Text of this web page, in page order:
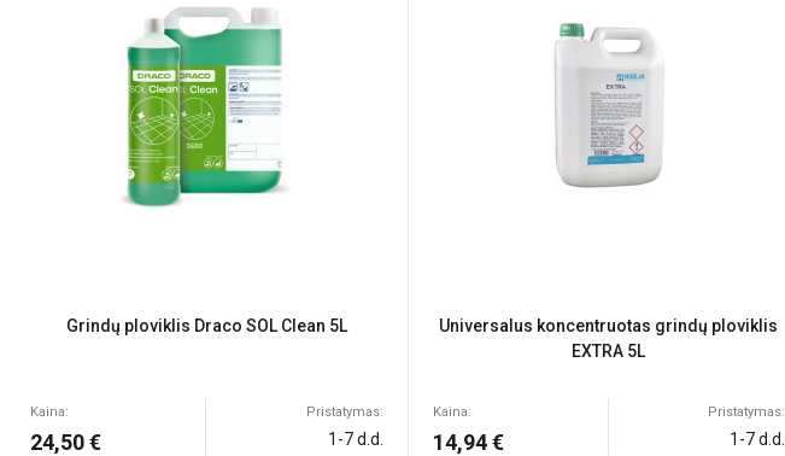
Grindų ploviklis Draco SOL Clean 5L
Kaina:
24,50 €
Pristatymas:
1-7 d.d.
Universalus koncentruotas grindų ploviklis
EXTRA 5L
Kaina:
14,94 €
Pristatymas:
1-7 d.d.